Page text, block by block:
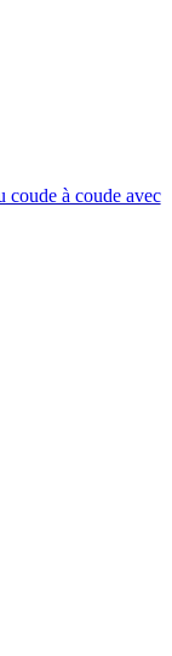
à coude avec